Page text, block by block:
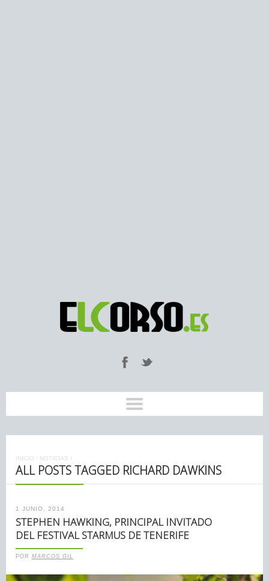
INICIO / NOTICIAS /
ALL POSTS TAGGED RICHARD DAWKINS
1 JUNIO, 2014
STEPHEN HAWKING, PRINCIPAL INVITADO
DEL FESTIVAL STARMUS DE TENERIFE
POR MARCOS GIL